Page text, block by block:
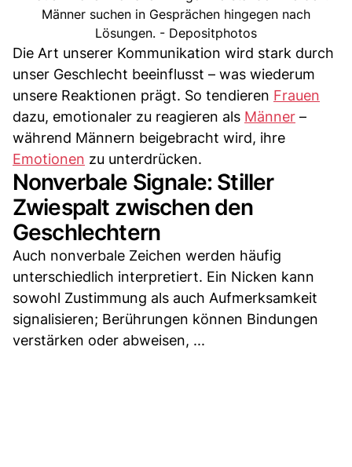
Männer suchen in Gesprächen hingegen nach
Lösungen. - Depositphotos
Die Art unserer Kommunikation wird stark durch
unser Geschlecht beeinflusst – was wiederum
unsere Reaktionen prägt. So tendieren Frauen
dazu, emotionaler zu reagieren als Männer –
während Männern beigebracht wird, ihre
Emotionen zu unterdrücken.
Nonverbale Signale: Stiller
Zwiespalt zwischen den
Geschlechtern
Auch nonverbale Zeichen werden häufig
unterschiedlich interpretiert. Ein Nicken kann
sowohl Zustimmung als auch Aufmerksamkeit
signalisieren; Berührungen können Bindungen
verstärken oder abweisen, ...